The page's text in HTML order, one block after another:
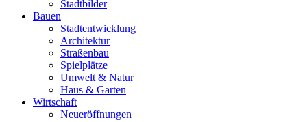
Stadtbilder
Bauen
Stadtentwicklung
Architektur
Straßenbau
Spielplätze
Umwelt & Natur
Haus & Garten
Wirtschaft
Neueröffnungen